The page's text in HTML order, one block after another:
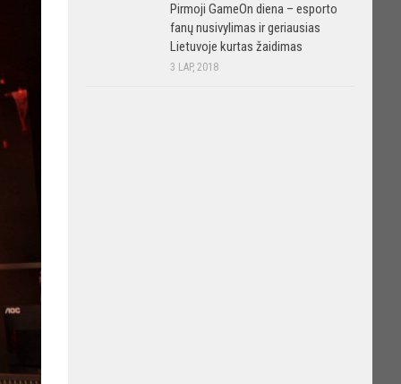
Pirmoji GameOn diena – esporto
fanų nusivylimas ir geriausias
Lietuvoje kurtas žaidimas
3 LAP, 2018